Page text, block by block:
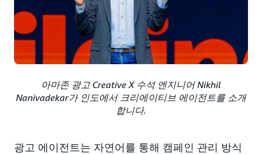
아마존 광고 Creative X 수석 엔지니어 Nikhil
Nanivadekar가 인도에서 크리에이티브 에이전트를 소개
합니다.
광고 에이전트는 자연어를 통해 캠페인 관리 방식